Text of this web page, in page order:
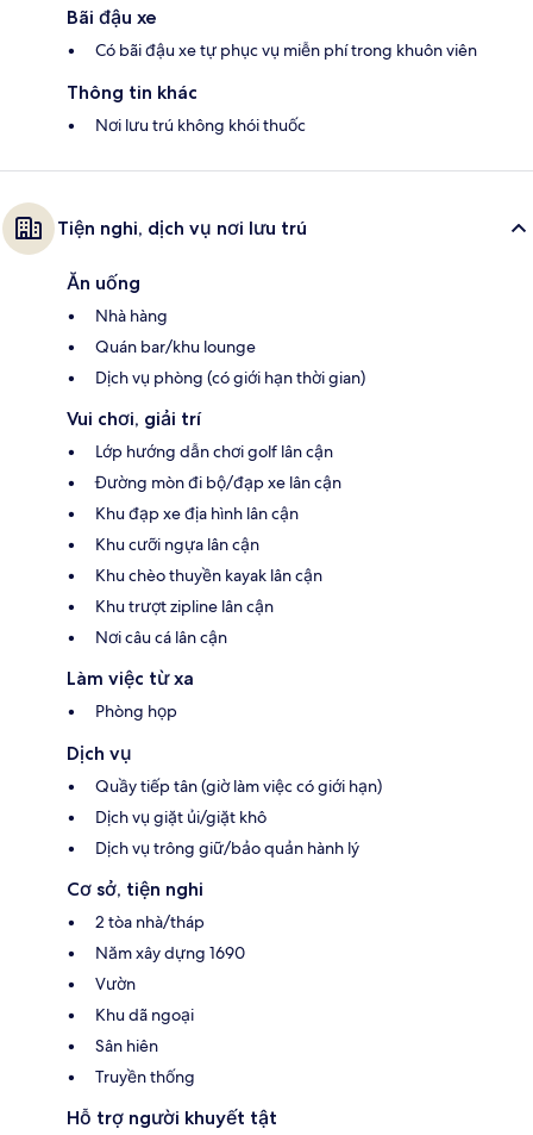
Bãi đậu xe
Có bãi đậu xe tự phục vụ miễn phí trong khuôn viên
Thông tin khác
Nơi lưu trú không khói thuốc
Tiện nghi, dịch vụ nơi lưu trú
Ăn uống
Nhà hàng
Quán bar/khu lounge
Dịch vụ phòng (có giới hạn thời gian)
Vui chơi, giải trí
Lớp hướng dẫn chơi golf lân cận
Đường mòn đi bộ/đạp xe lân cận
Khu đạp xe địa hình lân cận
Khu cưỡi ngựa lân cận
Khu chèo thuyền kayak lân cận
Khu trượt zipline lân cận
Nơi câu cá lân cận
Làm việc từ xa
Phòng họp
Dịch vụ
Quầy tiếp tân (giờ làm việc có giới hạn)
Dịch vụ giặt ủi/giặt khô
Dịch vụ trông giữ/bảo quản hành lý
Cơ sở, tiện nghi
2 tòa nhà/tháp
Năm xây dựng 1690
Vườn
Khu dã ngoại
Sân hiên
Truyền thống
Hỗ trợ người khuyết tật